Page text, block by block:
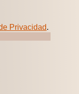
Privacidad.